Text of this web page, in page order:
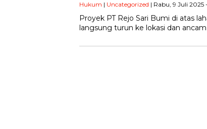
Hukum | Uncategorized | Rabu, 9 Juli 2025
Proyek PT Rejo Sari Bumi di atas
langsung turun ke lokasi dan